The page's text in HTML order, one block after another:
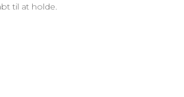
til at holde.